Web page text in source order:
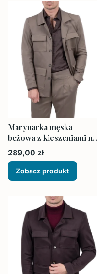
Marynarka męska
beżowa z kieszeniami na
zewnątrz
Cena
289,00 zł
Zobacz produkt